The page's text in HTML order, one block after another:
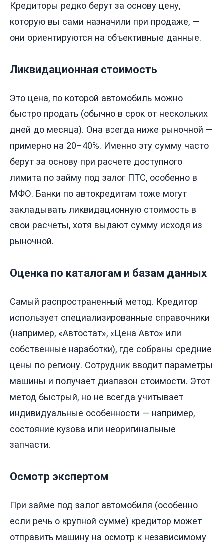
Кредиторы редко берут за основу цену,
которую вы сами назначили при продаже, —
они ориентируются на объективные данные.
Ликвидационная стоимость
Это цена, по которой автомобиль можно
быстро продать (обычно в срок от нескольких
дней до месяца). Она всегда ниже рыночной —
примерно на 20–40%. Именно эту сумму часто
берут за основу при расчете доступного
лимита по займу под залог ПТС, особенно в
МФО. Банки по автокредитам тоже могут
закладывать ликвидационную стоимость в
свои расчеты, хотя выдают сумму исходя из
рыночной.
Оценка по каталогам и базам данных
Самый распространенный метод. Кредитор
использует специализированные справочники
(например, «Автостат», «Цена Авто» или
собственные наработки), где собраны средние
цены по региону. Сотрудник вводит параметры
машины и получает диапазон стоимости. Этот
метод быстрый, но не всегда учитывает
индивидуальные особенности — например,
состояние кузова или неоригинальные
запчасти.
Осмотр экспертом
При займе под залог автомобиля (особенно
если речь о крупной сумме) кредитор может
отправить машину на осмотр к независимому